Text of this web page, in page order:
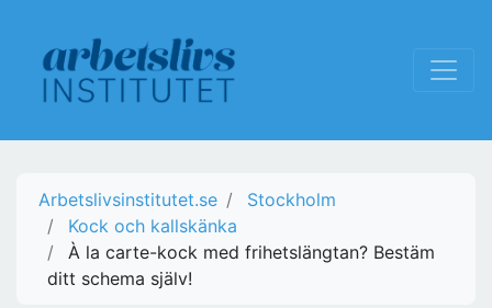
Arbetslivsinstitutet.se
Stockholm
Kock och kallskänka
À la carte-kock med frihetslängtan? Bestäm
ditt schema själv!